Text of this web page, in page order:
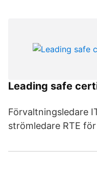
Leading safe
Förvaltningsledare
strömledare RTE för